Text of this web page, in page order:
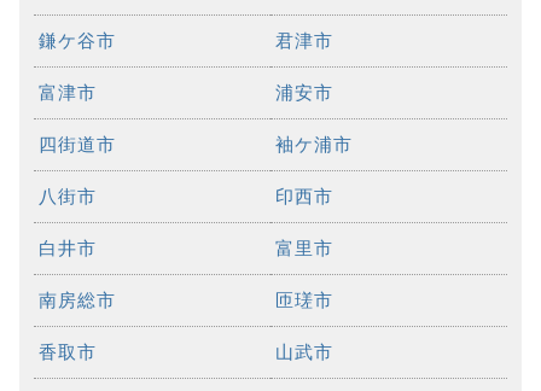
鎌ケ谷市 君津市
富津市 浦安市
四街道市 袖ケ浦市
八街市 印西市
白井市 富里市
南房総市 匝瑳市
香取市 山武市